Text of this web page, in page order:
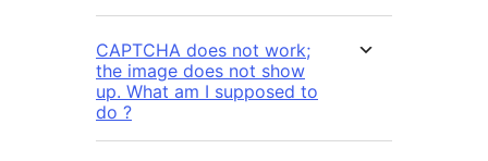
CAPTCHA does not work;
the image does not show
up. What am I supposed to
do ?